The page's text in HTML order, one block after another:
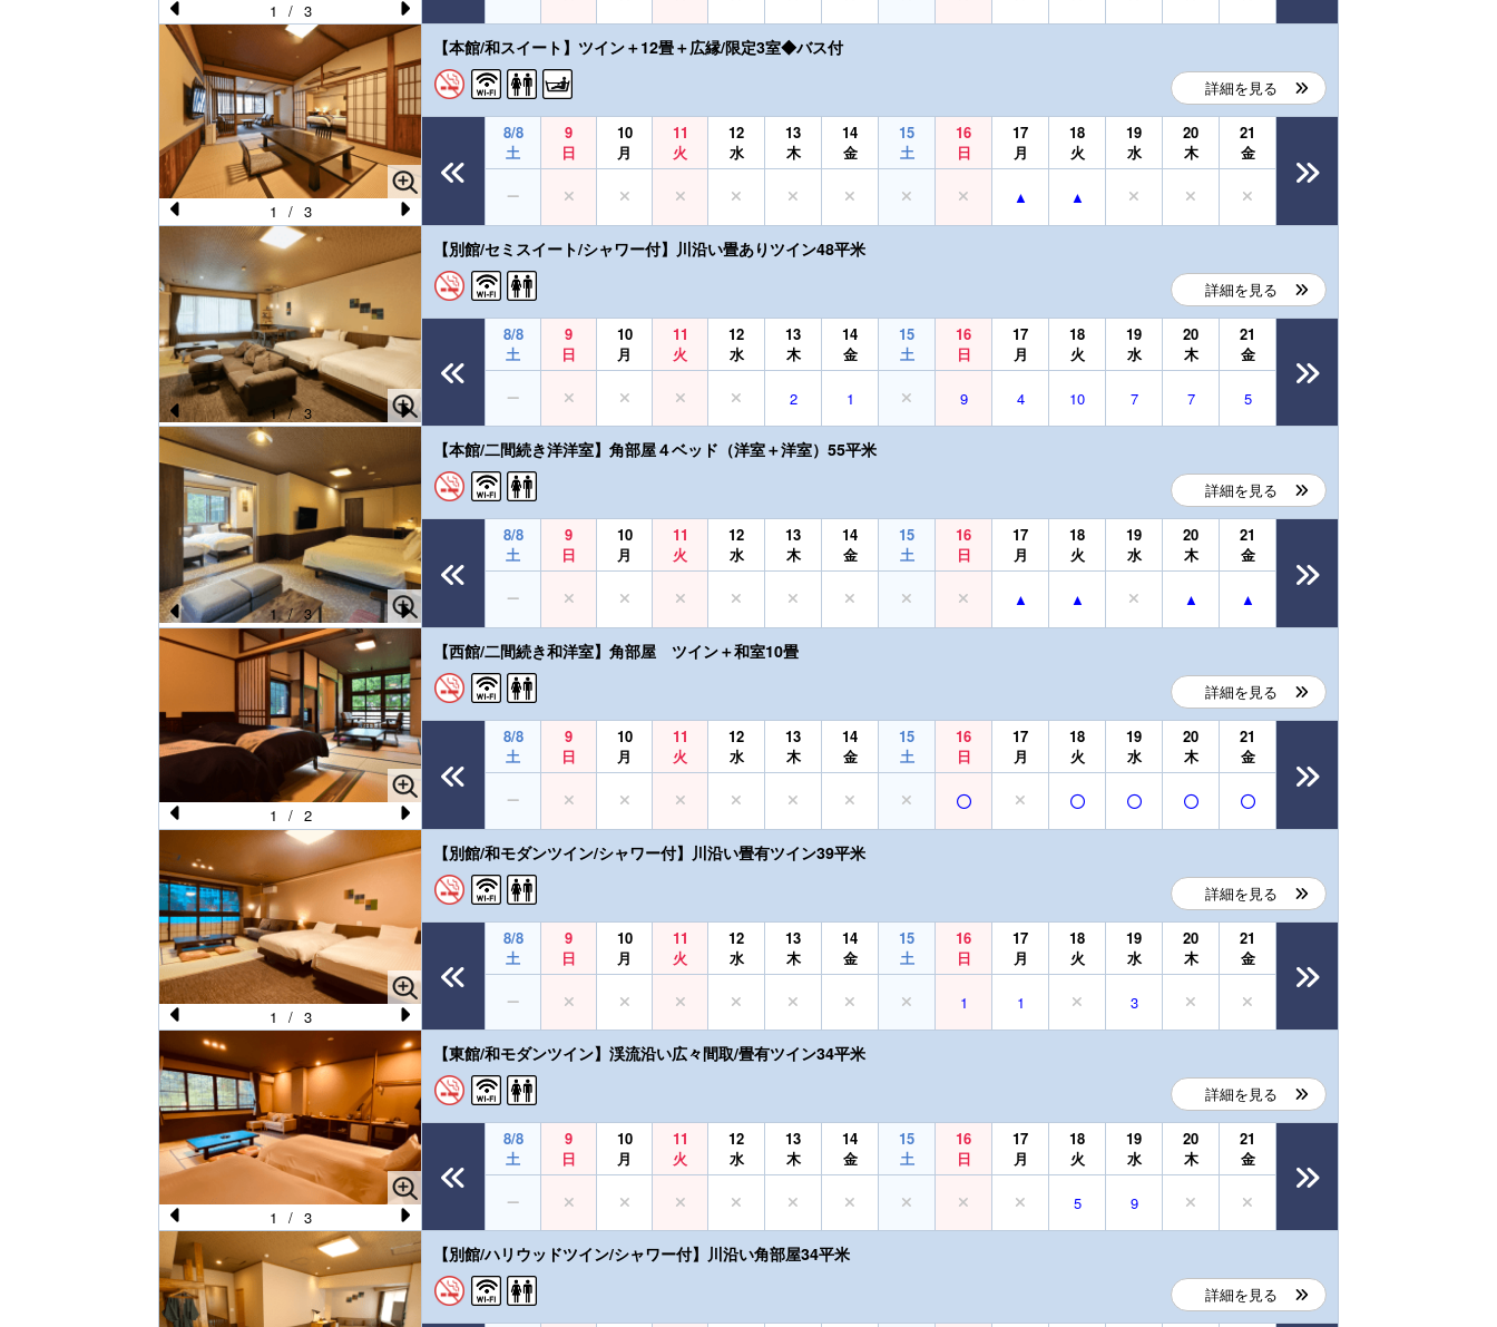
Pr
e
vi
o
u
s
N
e
xt
1 / 3
Pr
e
vi
o
u
s
N
e
1 / 3
【本館/和スイート】ツイン＋12畳＋広縁/限定3室◆バス付
詳細を見る
8/8
土
9
日
10
月
11
火
12
水
13
木
14
金
15
土
16
日
17
月
18
火
19
水
20
木
21
金
Pr
e
vi
o
u
s
e
xt
1 / 3
【別館/セミスイート/シャワー付】川沿い畳ありツイン48平米
詳細を見る
8/8
土
9
日
10
月
11
火
12
水
13
木
14
金
15
土
16
日
17
月
18
火
19
水
20
木
21
金
2 1 9 4 10 7 7 5
Pr
vi
o
u
s
N
e
xt
1 / 3
【本館/二間続き洋洋室】角部屋４ベッド（洋室＋洋室）55平米
詳細を見る
8/8
土
9
日
10
月
11
火
12
水
13
木
14
金
15
土
16
日
17
月
18
火
19
水
20
木
21
金
Pr
e
vi
o
u
s
N
e
1 / 2
【西館/二間続き和洋室】角部屋 ツイン＋和室10畳
詳細を見る
8/8
土
9
日
10
月
11
火
12
水
13
木
14
金
15
土
16
日
17
月
18
火
19
水
20
木
21
金
e
vi
o
u
s
N
e
xt
1 / 3
【別館/和モダンツイン/シャワー付】川沿い畳有ツイン39平米
詳細を見る
8/8
土
9
日
10
月
11
火
12
水
13
木
14
金
15
土
16
日
17
月
18
火
19
水
20
木
21
金
1 1 3
Pr
e
vi
N
e
xt
1 / 3
【東館/和モダンツイン】渓流沿い広々間取/畳有ツイン34平米
詳細を見る
8/8
土
9
日
10
月
11
火
12
水
13
木
14
金
15
土
16
日
17
月
18
火
19
水
20
木
21
金
5 9
【別館/ハリウッドツイン/シャワー付】川沿い角部屋34平米
詳細を見る